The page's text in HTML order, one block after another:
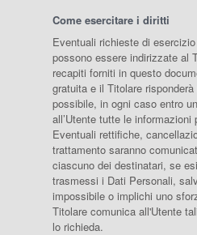
Come esercitare i diritti
Eventuali richieste di
possono essere indirizzate al
recapiti forniti in questo
gratuita e il Titolare
possibile, in ogni caso entro
all’Utente tutte le informazioni
Eventuali rettifiche,
trattamento saranno
ciascuno dei destinatari, se
trasmessi i Dati Personali,
impossibile o implichi uno
Titolare comunica all'Utente
lo richieda.